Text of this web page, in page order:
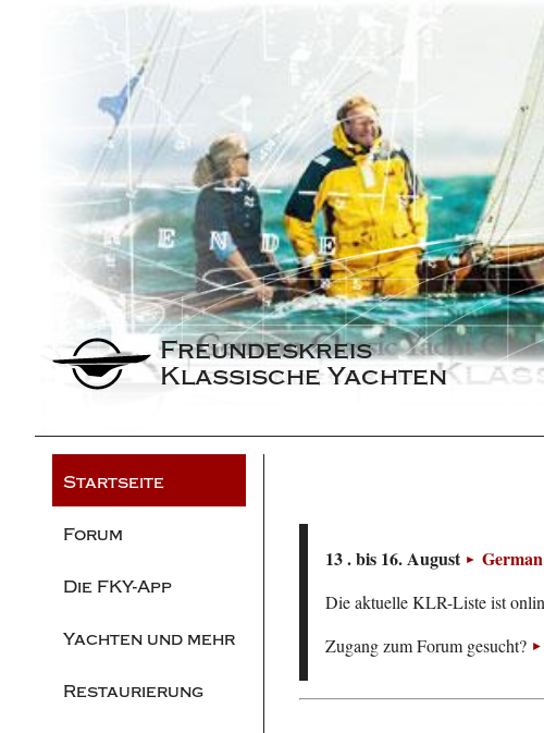
Freundeskreis
Klassische Yachten
Startseite
Forum
Die FKY-App
Yachten und mehr
Restaurierung
13 . bis 16. August
Die aktuelle KLR-Liste ist
Zugang zum Forum gesucht?